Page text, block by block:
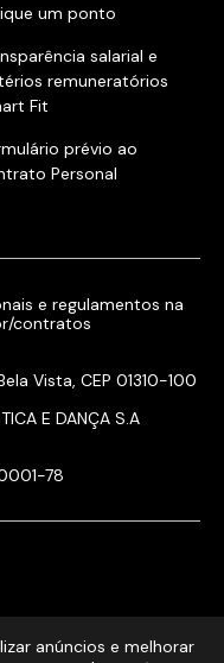
um ponto
salarial e
remuneratórios
Fit
prévio ao
Personal
e regulamentos na
contratos
Vista, CEP 01310-100
E DANÇA S.A
78
anúncios e melhorar